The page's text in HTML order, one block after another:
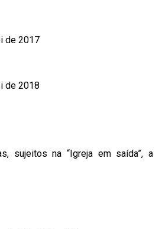
de 2017
de 2018
sujeitos na “Igreja em saída”, a